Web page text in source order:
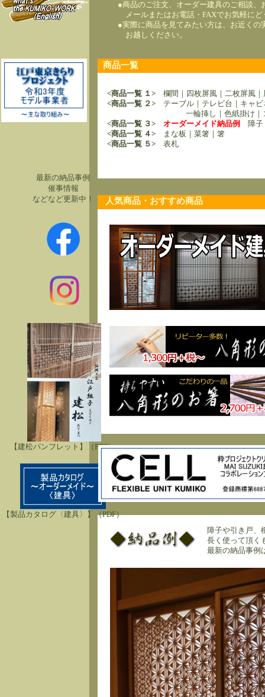
<商品一覧 １> 欄間｜四枚屏風｜二枚屏風｜
<商品一覧 ２> テーブル｜テレビ台｜キャビ
一輪挿し｜色紙掛け｜コ
<商品一覧 ３> オーダーメイド納品例
障子
<商品一覧 ４> まな板｜菜箸｜箸
<商品一覧 ５> 表札
商品一覧
最新の納品事例
催事情報
などなど更新中！
【建松パンフレット】（PDF）
【製品カタログ〈建具〉】（PDF）
●商品のご注文、オーダー建具のご相談、
メールまたはお電話・FAXでお気軽にど
●実際に商品を見てみたい方は、お近くの
お越しください。
障子や引き戸、
長く使って頂く
最新の納品事例
人気商品・おすすめ商品